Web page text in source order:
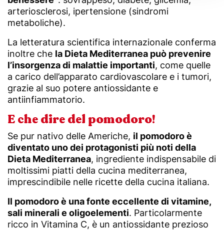
arteriosclerosi, ipertensione (sindromi
metaboliche).
La letteratura scientifica internazionale conferma
inoltre che la Dieta Mediterranea può prevenire
l’insorgenza di malattie importanti, come quelle
a carico dell’apparato cardiovascolare e i tumori,
grazie al suo potere antiossidante e
antiinfiammatorio.
E che dire del pomodoro!
Se pur nativo delle Americhe, il pomodoro è
diventato uno dei protagonisti più noti della
Dieta Mediterranea, ingrediente indispensabile di
moltissimi piatti della cucina mediterranea,
imprescindibile nelle ricette della cucina italiana.
Il pomodoro è una fonte eccellente di vitamine,
sali minerali e oligoelementi. Particolarmente
ricco in Vitamina C, è un antiossidante prezioso